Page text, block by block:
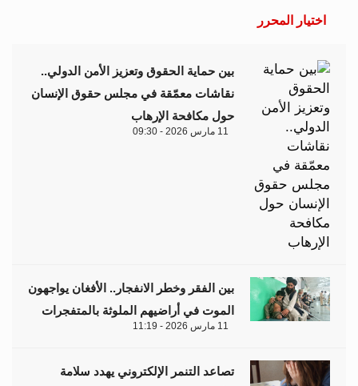
اختيار المحرر
بين حماية الحقوق وتعزيز الأمن الدولي..
نقاشات معمّقة في مجلس حقوق الإنسان
حول مكافحة الإرهاب
11 مارس 2026 - 09:30
بين الفقر وخطر الانفجار.. الأفغان يواجهون
الموت في أراضيهم الملوثة بالمتفجرات
11 مارس 2026 - 11:19
تصاعد التنمر الإلكتروني يهدد سلامة